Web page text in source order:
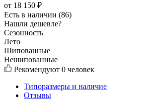
от 18 150 ₽
Есть в наличии (86)
Нашли дешевле?
Сезонность
Лето
Шипованные
Нешипованные
Рекомендуют 0 человек
Типоразмеры и наличие
Отзывы